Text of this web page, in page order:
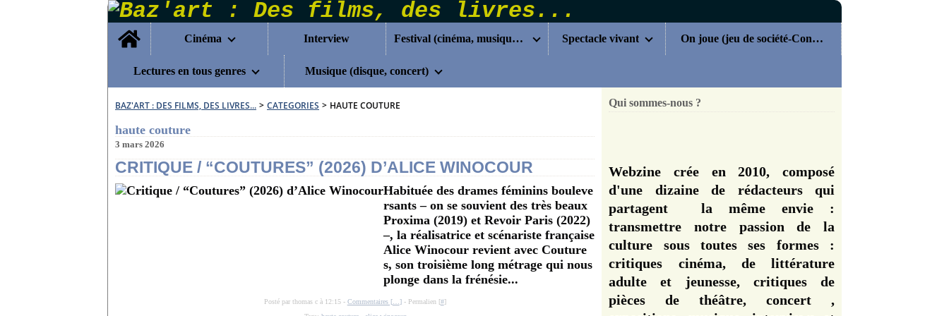
Home
Cinéma
Interview Festival (cinéma, musique...) Spectacle vivant On joue (jeu de société-Concours)
Lectures en tous genres Musique (disque, concert)
BAZ'ART : DES FILMS, DES LIVRES... > CATEGORIES > HAUTE COUTURE
haute couture
3 mars 2026
CRITIQUE / “COUTURES” (2026) D’ALICE WINOCOUR
Habituée des drames féminins bouleve
rsants – on se souvient des très beaux
Proxima (2019) et Revoir Paris (2022)
–, la réalisatrice et scénariste française
Alice Winocour revient avec Couture
s, son troisième long métrage qui nous
plonge dans la frénésie...
Posté par thomas c à 12:15 - Commentaires [… ]- Permalien [#]
Qui sommes-nous ?
Webzine crée en 2010, composé
d'une dizaine de rédacteurs qui
partagent la même envie :
transmettre notre passion de la
culture sous toutes ses formes :
critiques cinéma, de littérature
adulte et jeunesse, critiques de
pièces de théâtre, concert ,